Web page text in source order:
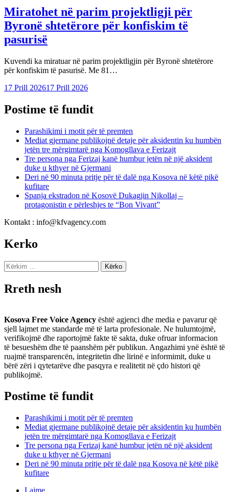
Miratohet në parim projektligji për
Byronë shtetërore për konfiskim të
pasurisë
Kuvendi ka miratuar në parim projektligjin për Byronë shtetërore
për konfiskim të pasurisë. Me 81…
17 Prill 202617 Prill 2026
Postime të fundit
Parashikimi i motit për të premten
Mediat gjermane publikojnë detaje për aksidentin ku humbën
jetën tre mërgimtarë nga Komogllava e Ferizajt
Tre persona nga Ferizaj kanë humbur jetën në një aksident
duke u kthyer në Gjermani
Deri në 90 minuta pritje për të dalë nga Kosova në këtë pikë
kufitare
Spanja ekstradon në Kosovë Dukagjin Nikollaj –
protagonistin e përleshjes te “Bon Vivant”
Kontakt : info@kfvagency.com
Kerko
Kërko
për:
Rreth nesh
Kosova Free Voice Agency është agjenci dhe media e pavarur që
sjell lajmet me standarde më të larta profesionale. Ne hulumtojmë,
verifikojmë dhe raportojmë fakte të sakta, duke ofruar informacion
të besueshëm dhe të paanshëm për publikun. Angazhimi ynë është të
ruajmë transparencën, integritetin dhe lirinë e informimit, duke u
bërë zëri i qytetarëve dhe pasqyra e realitetit në çdo histori që
publikojmë.
Postime të fundit
Parashikimi i motit për të premten
Mediat gjermane publikojnë detaje për aksidentin ku humbën
jetën tre mërgimtarë nga Komogllava e Ferizajt
Tre persona nga Ferizaj kanë humbur jetën në një aksident
duke u kthyer në Gjermani
Deri në 90 minuta pritje për të dalë nga Kosova në këtë pikë
kufitare